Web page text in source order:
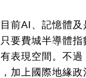
前AI、記憶體及
要費城半導體指
表現空間。不
加上國際地緣政